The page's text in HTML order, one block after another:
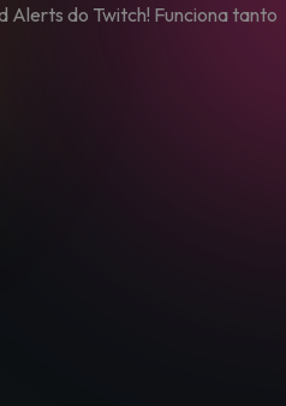
Alerts do Twitch! Funciona tanto